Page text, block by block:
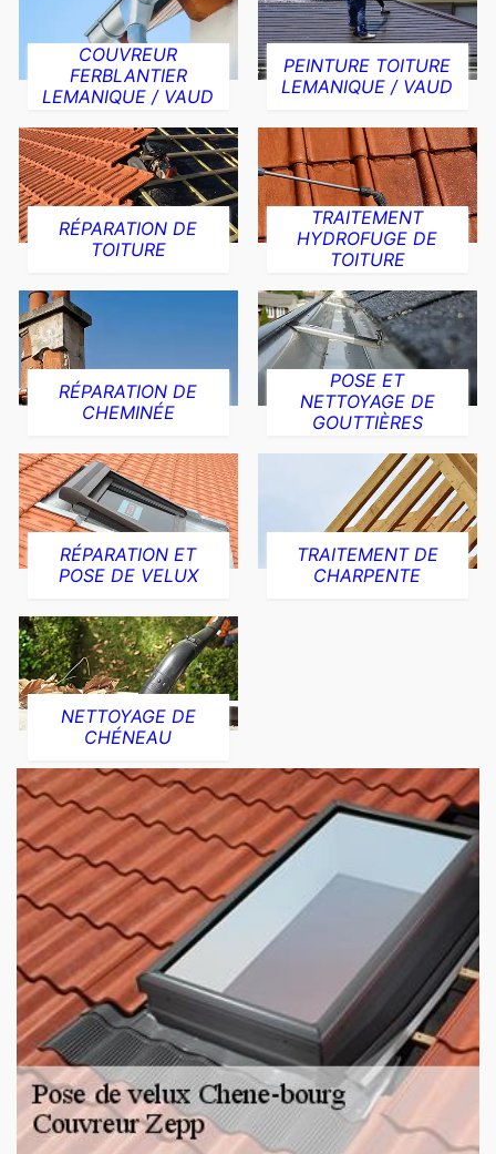
COUVREUR
FERBLANTIER
LEMANIQUE / VAUD
PEINTURE TOITURE
LEMANIQUE / VAUD
RÉPARATION DE
TOITURE
TRAITEMENT
HYDROFUGE DE
TOITURE
RÉPARATION DE
CHEMINÉE
POSE ET
NETTOYAGE DE
GOUTTIÈRES
RÉPARATION ET
POSE DE VELUX
TRAITEMENT DE
CHARPENTE
NETTOYAGE DE
CHÉNEAU